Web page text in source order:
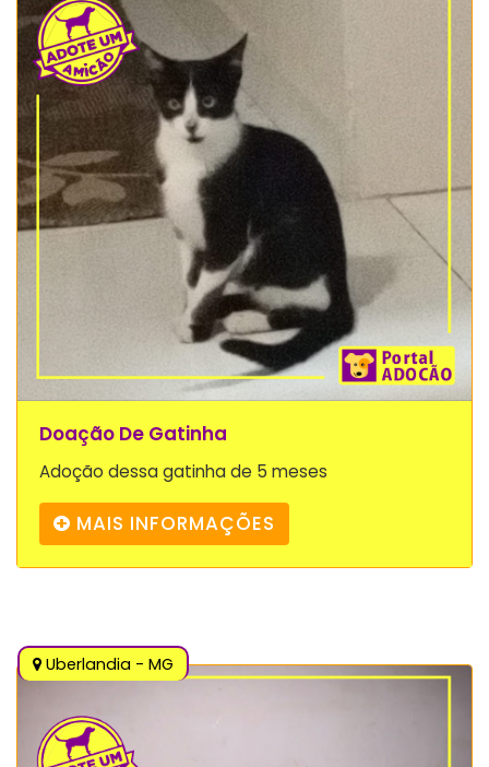
Doação De Gatinha
Adoção dessa gatinha de 5 meses
MAIS INFORMAÇÕES
Uberlandia - MG